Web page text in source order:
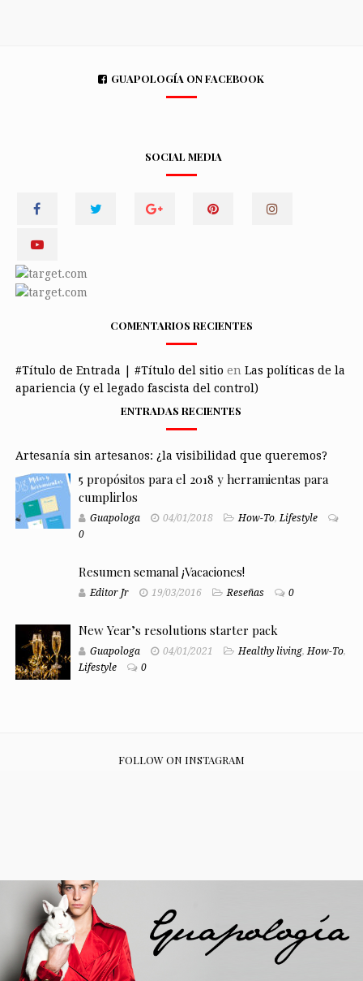
GUAPOLOGÍA ON FACEBOOK
SOCIAL MEDIA
COMENTARIOS RECIENTES
#Título de Entrada | #Título del sitio en Las políticas de la
apariencia (y el legado fascista del control)
ENTRADAS RECIENTES
Artesanía sin artesanos: ¿la visibilidad que queremos?
5 propósitos para el 2018 y herramientas para
cumplirlos
Guapologa 04/01/2018 How-To,Lifestyle
0
Resumen semanal ¡Vacaciones!
Editor Jr 19/03/2016 Reseñas 0
New Year’s resolutions starter pack
Guapologa 04/01/2021 Healthy living,How-To,
Lifestyle
0
FOLLOW ON INSTAGRAM